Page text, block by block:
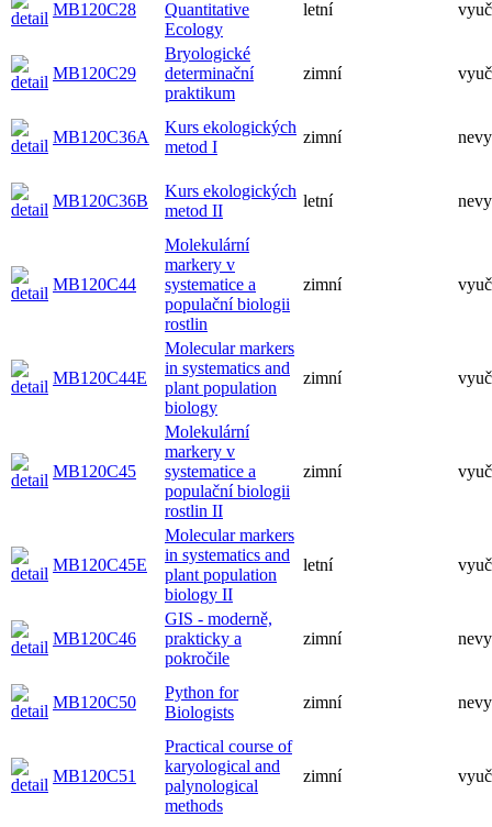
MB120C28
Quantitative
Ecology
letní
MB120C29
Bryologické
determinační
praktikum
zimní
MB120C36A
Kurs ekologických
metod I
zimní
MB120C36B
Kurs ekologických
metod II
letní
MB120C44
Molekulární
markery v
systematice a
populační biologii
rostlin
zimní
MB120C44E
Molecular markers
in systematics and
plant population
biology
zimní
MB120C45
Molekulární
markery v
systematice a
populační biologii
rostlin II
zimní
MB120C45E
Molecular markers
in systematics and
plant population
biology II
letní
MB120C46
GIS - moderně,
prakticky a
pokročile
zimní
MB120C50
Python for
Biologists
zimní
MB120C51
Practical course of
karyological and
palynological
methods
zimní